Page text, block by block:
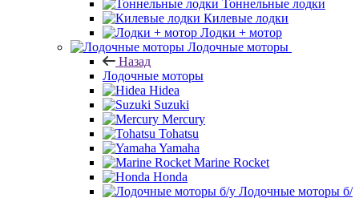
Тоннельные лодки
Килевые лодки
Лодки + мотор
Лодочные моторы
Назад
Лодочные моторы
Hidea
Suzuki
Mercury
Tohatsu
Yamaha
Marine Rocket
Honda
Лодочные моторы б/